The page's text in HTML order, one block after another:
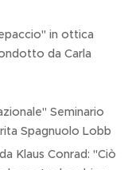
in ottica
da Carla
Seminario
Spagnuolo Lobb
Klaus Conrad: "Ciò